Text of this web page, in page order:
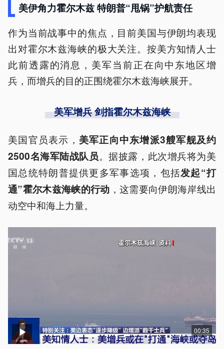
美伊角力霍尔木兹 特朗普“甩锅”护航责任
作为当前战事中的焦点，目前美国与伊朗均表现
出对霍尔木兹海峡的极大关注。按美方知情人士
此前透露的消息，美军当前正在向中东地区增
兵，而增兵的目的正围绕霍尔木兹海峡展开。
美军增兵 剑指霍尔木兹海峡
美国官员表示， 美军正向中东增派3艘军舰及约
2500名海军陆战队员。据披露，此次增兵将为美
国总统特朗普提供更多军事选项，包括发起“打
通”霍尔木兹海峡的行动 ，这需要向伊朗海岸线出
动空中和海上力量。
00:35